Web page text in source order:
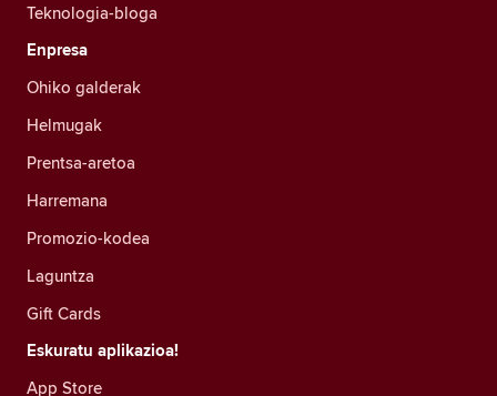
Teknologia-bloga
Enpresa
Ohiko galderak
Helmugak
Prentsa-aretoa
Harremana
Promozio-kodea
Laguntza
Gift Cards
Eskuratu aplikazioa!
App Store